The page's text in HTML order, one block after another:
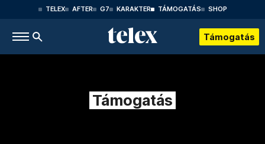
TELEX AFTER G7 KARAKTER TÁMOGATÁS SHOP
Támogatás
Támogatás